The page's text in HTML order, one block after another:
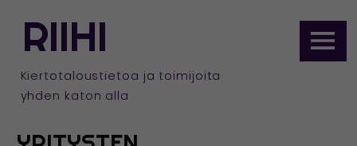
Siirry
sisältöön
RIIHI ETUSIVULLE
Kiertotaloustietoa ja toimijoita
yhden katon alla